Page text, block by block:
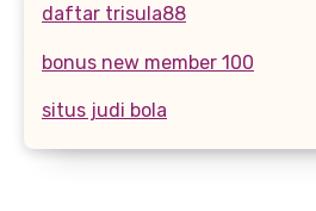
daftar trisula88
bonus new member 100
situs judi bola